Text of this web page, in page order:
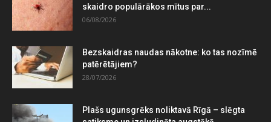
skaidro populārākos mītus par...
06/08/2026
Bezskaidras naudas nākotne: ko tas nozīmē
patērētājiem?
28/07/2026
Plašs ugunsgrēks noliktavā Rīgā – slēgta